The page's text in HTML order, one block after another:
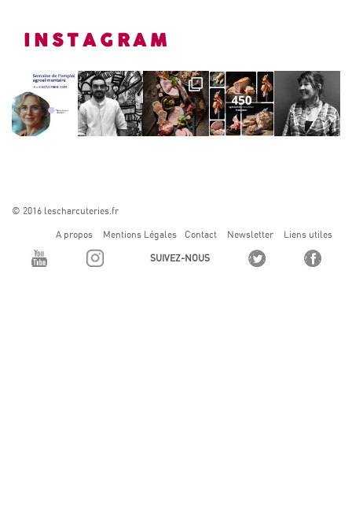
INSTAGRAM
© 2016 lescharcuteries.fr
A propos Mentions Légales Contact Newsletter Liens utiles
SUIVEZ-NOUS